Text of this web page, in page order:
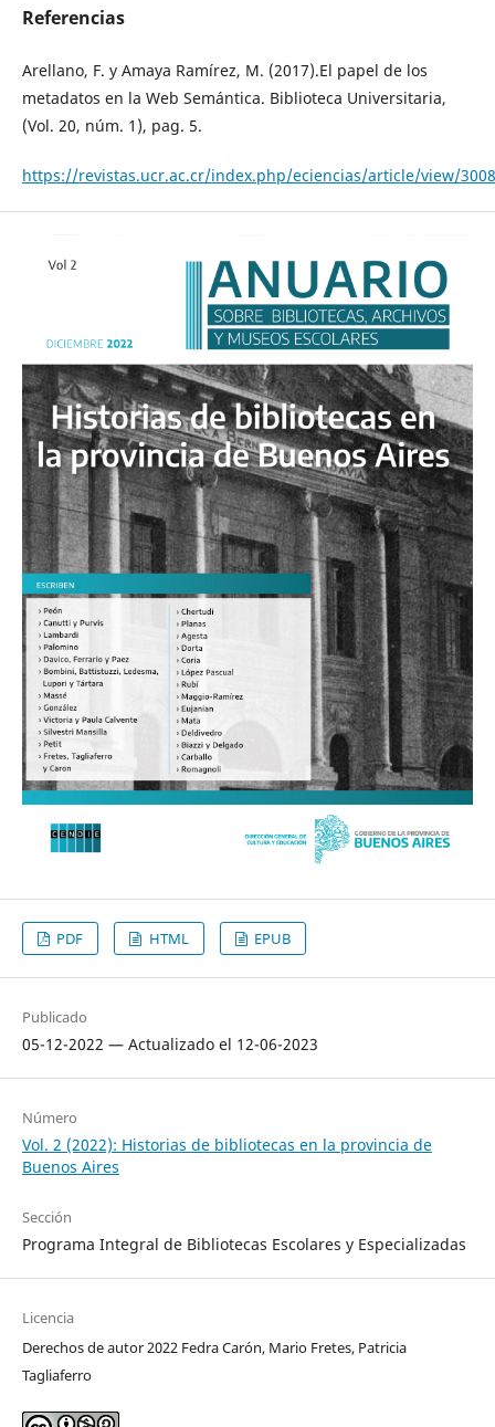
Referencias
Arellano, F. y Amaya Ramírez, M. (2017).El papel de los
metadatos en la Web Semántica. Biblioteca Universitaria,
(Vol. 20, núm. 1), pag. 5.
https://revistas.ucr.ac.cr/index.php/eciencias/article/view/
PDF HTML EPUB
Publicado
05-12-2022 — Actualizado el 12-06-2023
Número
Vol. 2 (2022): Historias de bibliotecas en la provincia de
Buenos Aires
Sección
Programa Integral de Bibliotecas Escolares y Especializadas
Licencia
Derechos de autor 2022 Fedra Carón, Mario Fretes, Patricia
Tagliaferro